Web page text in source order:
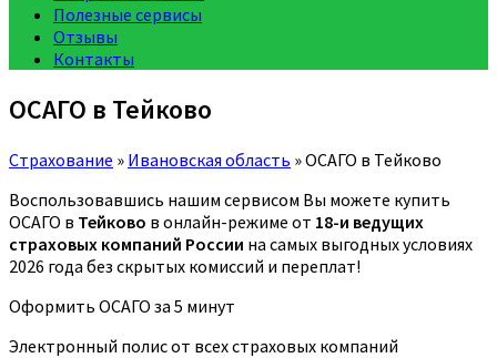
Полезные сервисы
Отзывы
Контакты
ОСАГО в Тейково
Страхование » Ивановская область »ОСАГО в Тейково
Воспользовавшись нашим сервисом Вы можете купить
ОСАГО в Тейково в онлайн-режиме от 18-и ведущих
страховых компаний России на самых выгодных условиях
2026 года без скрытых комиссий и переплат!
Оформить ОСАГО за 5 минут
Электронный полис от всех страховых компаний